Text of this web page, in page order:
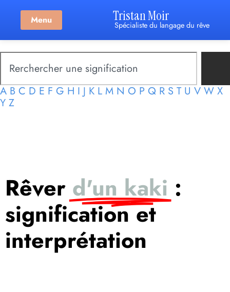
Menu Tristan Moir
Spécialiste du langage du rêve
A B C D E F G H I J K L M N O P Q R S T U V W X
Y Z
Rêver d'un kaki :
signification et
interprétation